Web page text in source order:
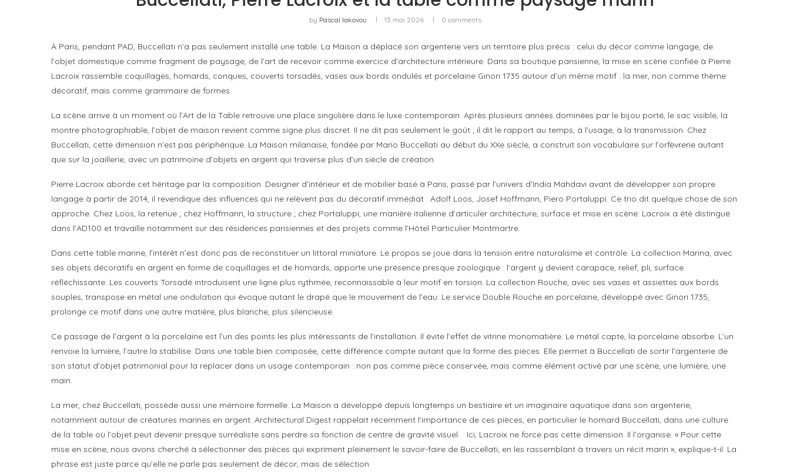
by Pascal Iakovou 13 mai 2026 0 comments
À Paris, pendant PAD, Buccellati n’a pas seulement installé une table. La Maison a déplacé son argenterie vers un territoire plus précis : celui du décor comme langage, de
l’objet domestique comme fragment de paysage, de l’art de recevoir comme exercice d’architecture intérieure. Dans sa boutique parisienne, la mise en scène confiée à Pierre
Lacroix rassemble coquillages, homards, conques, couverts torsadés, vases aux bords ondulés et porcelaine Ginori 1735 autour d’un même motif : la mer, non comme thème
décoratif, mais comme grammaire de formes.
La scène arrive à un moment où l’Art de la Table retrouve une place singulière dans le luxe contemporain. Après plusieurs années dominées par le bijou porté, le sac visible, la
montre photographiable, l’objet de maison revient comme signe plus discret. Il ne dit pas seulement le goût ; il dit le rapport au temps, à l’usage, à la transmission. Chez
Buccellati, cette dimension n’est pas périphérique. La Maison milanaise, fondée par Mario Buccellati au début du XXe siècle, a construit son vocabulaire sur l’orfèvrerie autant
que sur la joaillerie, avec un patrimoine d’objets en argent qui traverse plus d’un siècle de création.
Pierre Lacroix aborde cet héritage par la composition. Designer d’intérieur et de mobilier basé à Paris, passé par l’univers d’India Mahdavi avant de développer son propre
langage à partir de 2014, il revendique des influences qui ne relèvent pas du décoratif immédiat : Adolf Loos, Josef Hoffmann, Piero Portaluppi. Ce trio dit quelque chose de son
approche. Chez Loos, la retenue ; chez Hoffmann, la structure ; chez Portaluppi, une manière italienne d’articuler architecture, surface et mise en scène. Lacroix a été distingué
dans l’AD100 et travaille notamment sur des résidences parisiennes et des projets comme l’Hôtel Particulier Montmartre.
Dans cette table marine, l’intérêt n’est donc pas de reconstituer un littoral miniature. Le propos se joue dans la tension entre naturalisme et contrôle. La collection Marina, avec
ses objets décoratifs en argent en forme de coquillages et de homards, apporte une présence presque zoologique : l’argent y devient carapace, relief, pli, surface
réfléchissante. Les couverts Torsadé introduisent une ligne plus rythmée, reconnaissable à leur motif en torsion. La collection Rouche, avec ses vases et assiettes aux bords
souples, transpose en métal une ondulation qui évoque autant le drapé que le mouvement de l’eau. Le service Double Rouche en porcelaine, développé avec Ginori 1735,
prolonge ce motif dans une autre matière, plus blanche, plus silencieuse.
Ce passage de l’argent à la porcelaine est l’un des points les plus intéressants de l’installation. Il évite l’effet de vitrine monomatière. Le métal capte, la porcelaine absorbe. L’un
renvoie la lumière, l’autre la stabilise. Dans une table bien composée, cette différence compte autant que la forme des pièces. Elle permet à Buccellati de sortir l’argenterie de
son statut d’objet patrimonial pour la replacer dans un usage contemporain : non pas comme pièce conservée, mais comme élément activé par une scène, une lumière, une
main.
La mer, chez Buccellati, possède aussi une mémoire formelle. La Maison a développé depuis longtemps un bestiaire et un imaginaire aquatique dans son argenterie,
notamment autour de créatures marines en argent. Architectural Digest rappelait récemment l’importance de ces pièces, en particulier le homard Buccellati, dans une culture
de la table où l’objet peut devenir presque surréaliste sans perdre sa fonction de centre de gravité visuel. Ici, Lacroix ne force pas cette dimension. Il l’organise. « Pour cette
mise en scène, nous avons cherché à sélectionner des pièces qui expriment pleinement le savoir-faire de Buccellati, en les rassemblant à travers un récit marin », explique-t-il. La
phrase est juste parce qu’elle ne parle pas seulement de décor, mais de sélection.